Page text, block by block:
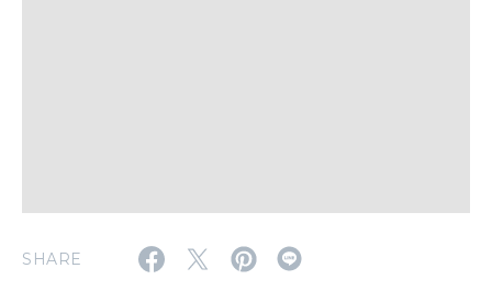
SHARE